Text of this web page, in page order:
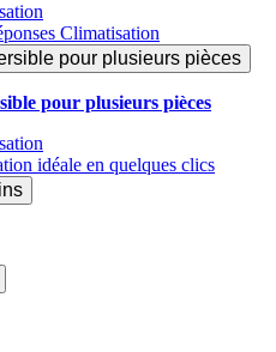
Climatisation
pour plusieurs pièces
pour plusieurs pièces
idéale en quelques clics